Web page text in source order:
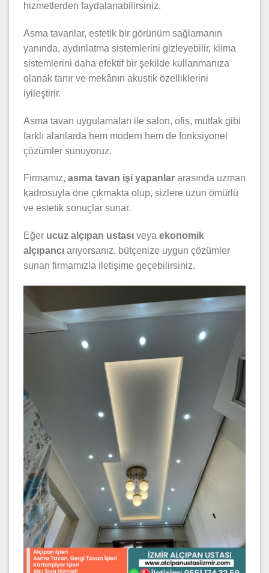
hizmetlerden faydalanabilirsiniz.
Asma tavanlar, estetik bir görünüm sağlamanın
yanında, aydınlatma sistemlerini gizleyebilir, klima
sistemlerini daha efektif bir şekilde kullanmanıza
olanak tanır ve mekânın akustik özelliklerini
iyileştirir.
Asma tavan uygulamaları ile salon, ofis, mutfak gibi
farklı alanlarda hem modern hem de fonksiyonel
çözümler sunuyoruz.
Firmamız, asma tavan işi yapanlar arasında uzman
kadrosuyla öne çıkmakta olup, sizlere uzun ömürlü
ve estetik sonuçlar sunar.
Eğer ucuz alçıpan ustası veya ekonomik
alçıpancı arıyorsanız, bütçenize uygun çözümler
sunan firmamızla iletişime geçebilirsiniz.